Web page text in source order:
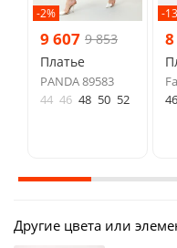
-2%
9 607 9 853
Платье
PANDA 89583
44 46 48 50 52
-
8
46
Другие цвета или